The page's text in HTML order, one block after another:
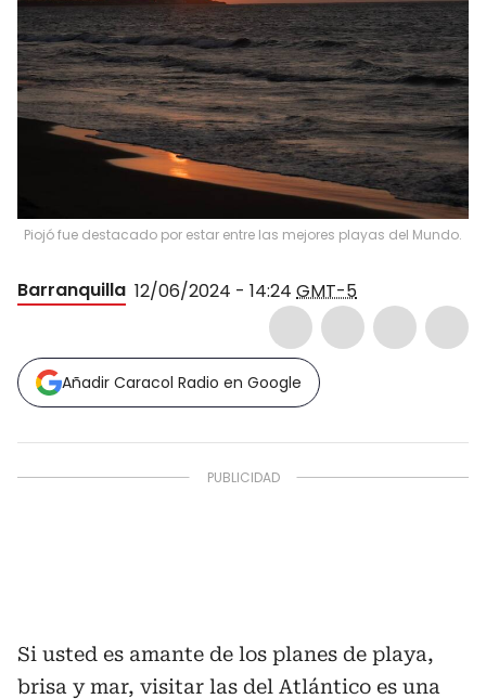
Piojó fue destacado por estar entre las mejores playas del Mundo.
Barranquilla 12/06/2024 - 14:24 GMT-5
Añadir Caracol Radio en Google
Si usted es amante de los planes de playa,
brisa y mar, visitar las del Atlántico es una